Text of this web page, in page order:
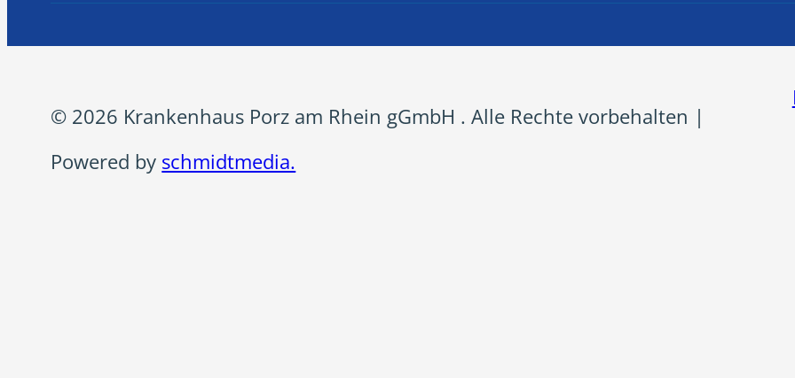
© 2026 Krankenhaus Porz am Rhein gGmbH . Alle Rechte vorbehalten |
Powered by schmidtmedia.